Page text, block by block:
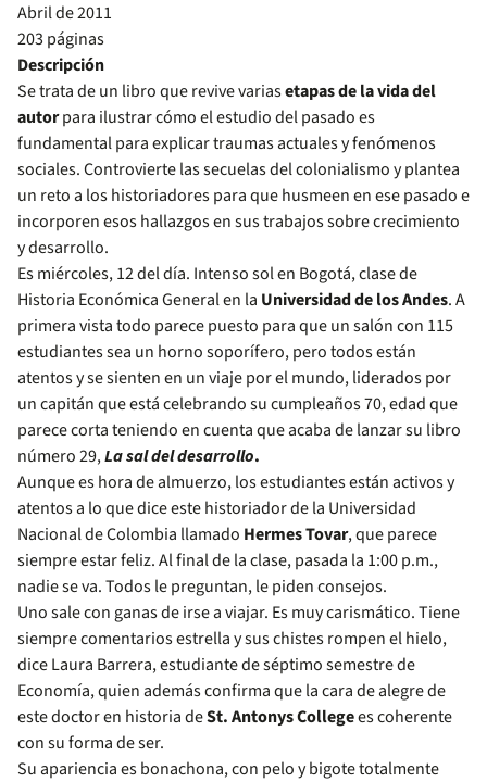
Abril de 2011
203 páginas
Descripción
Se trata de un libro que revive variasetapas de la vida del
autorpara ilustrar cómo el estudio del pasado es
fundamental para explicar traumas actuales y fenómenos
sociales. Controvierte las secuelas del colonialismo y plantea
un reto a los historiadores para que husmeen en ese pasado e
incorporen esos hallazgos en sus trabajos sobre crecimiento
y desarrollo.
Es miércoles, 12 del día. Intenso sol en Bogotá, clase de
Historia Económica General en la Universidad de los Andes. A
primera vista todo parece puesto para que un salón con 115
estudiantes sea un horno soporífero, pero todos están
atentos y se sienten en un viaje por el mundo, liderados por
un capitán que está celebrando su cumpleaños 70, edad que
parece corta teniendo en cuenta que acaba de lanzar su libro
número 29,La sal del desarrollo.
Aunque es hora de almuerzo, los estudiantes están activos y
atentos a lo que dice este historiador de la Universidad
Nacional de Colombia llamado Hermes Tovar, que parece
siempre estar feliz. Al final de la clase, pasada la 1:00 p.m.,
nadie se va. Todos le preguntan, le piden consejos.
Uno sale con ganas de irse a viajar. Es muy carismático. Tiene
siempre comentarios estrella y sus chistes rompen el hielo,
dice Laura Barrera, estudiante de séptimo semestre de
Economía, quien además confirma que la cara de alegre de
este doctor en historia deSt. Antonys Collegees coherente
con su forma de ser.
Su apariencia es bonachona, con pelo y bigote totalmente